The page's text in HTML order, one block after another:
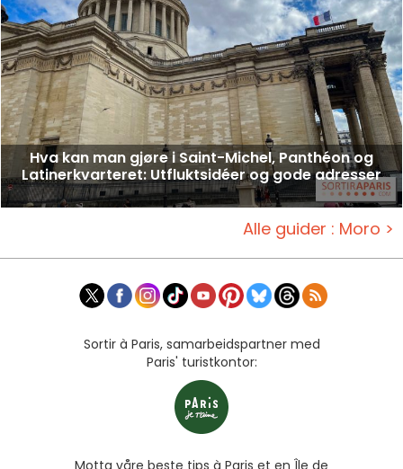
Hva kan man gjøre i Saint-Michel, Panthéon og
Latinerkvarteret: Utfluktsidéer og gode adresser
Alle guider : Moro >
Sortir à Paris, samarbeidspartner med
Paris' turistkontor: